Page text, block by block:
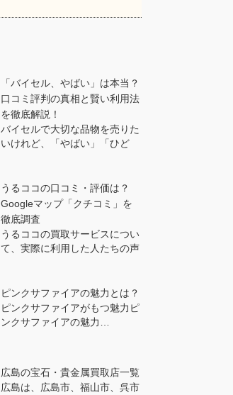
「バイセル、やばい」は本当？
口コミ評判の真相と賢い利用法
を徹底解説！
バイセルで大切な品物を売りた
いけれど、「やばい」「ひど
うるココの口コミ・評価は？
Googleマップ「クチコミ」を
徹底調査
うるココの買取サービスについ
て、実際に利用した人たちの声
ピンクサファイアの魅力とは？
ピンクサファイアがもつ魅力ピ
ンクサファイアの魅力…
広島の宝石・貴金属買取店一覧
広島は、広島市、福山市、呉市